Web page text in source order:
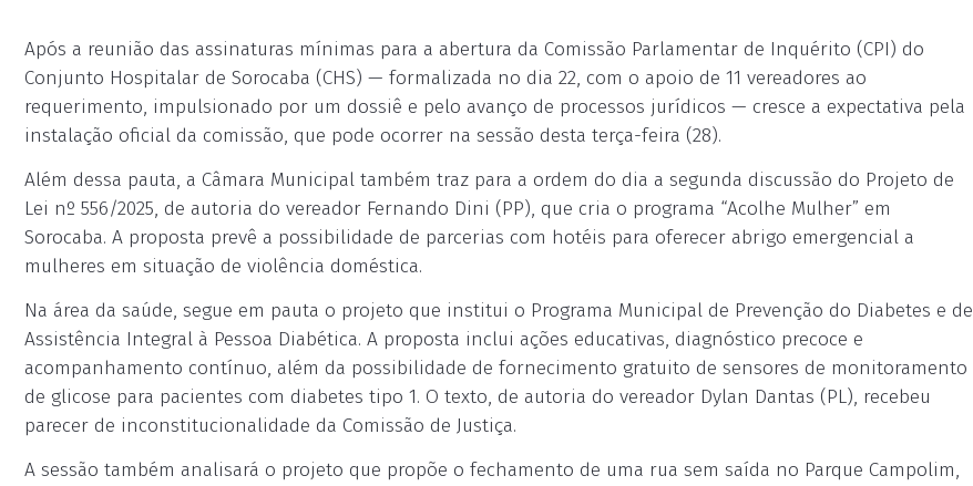
Após a reunião das assinaturas mínimas para a abertura da Comissão Parlamentar de Inquérito (CPI) do
Conjunto Hospitalar de Sorocaba (CHS) — formalizada no dia 22, com o apoio de 11 vereadores ao
requerimento, impulsionado por um dossiê e pelo avanço de processos jurídicos — cresce a expectativa pela
instalação oficial da comissão, que pode ocorrer na sessão desta terça-feira (28).
Além dessa pauta, a Câmara Municipal também traz para a ordem do dia a segunda discussão do Projeto de
Lei nº 556/2025, de autoria do vereador Fernando Dini (PP), que cria o programa “Acolhe Mulher” em
Sorocaba. A proposta prevê a possibilidade de parcerias com hotéis para oferecer abrigo emergencial a
mulheres em situação de violência doméstica.
Na área da saúde, segue em pauta o projeto que institui o Programa Municipal de Prevenção do Diabetes e de
Assistência Integral à Pessoa Diabética. A proposta inclui ações educativas, diagnóstico precoce e
acompanhamento contínuo, além da possibilidade de fornecimento gratuito de sensores de monitoramento
de glicose para pacientes com diabetes tipo 1. O texto, de autoria do vereador Dylan Dantas (PL), recebeu
parecer de inconstitucionalidade da Comissão de Justiça.
A sessão também analisará o projeto que propõe o fechamento de uma rua sem saída no Parque Campolim,